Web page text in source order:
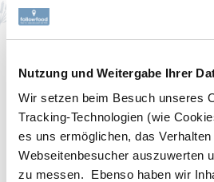
Nutzung und Weitergabe Ihrer
Wir setzen beim Besuch unseres
Tracking-Technologien (wie
es uns ermöglichen, das
Webseitenbesucher auszuwerten
zu messen. Ebenso haben wir
erfolgen. Der jeweilige
ist auch der Erfüllungsort
(3) Der Lieferung ist ein
Versand), Inhalt der
(Artikelnummer und
unserer Bestellkennung